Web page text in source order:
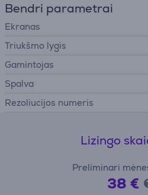
Bendri parametrai
Ekranas
Triukšmo lygis
Gamintojas
Spalva
Rezoliucijos numeris
Lizingo
Preliminari
38 €